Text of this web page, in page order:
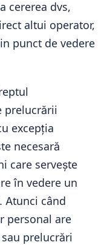
cererea dvs,
altui operator,
punct de vedere
prelucrării
excepția
necesară
care servește
în vedere un
când
personal are
prelucrări